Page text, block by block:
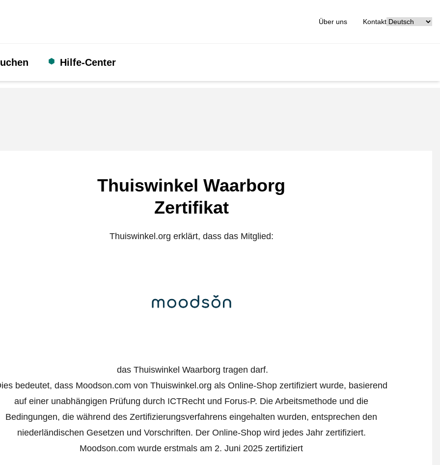
Über uns Kontakt
Hilfe-Center
Thuiswinkel Waarborg
Zertifikat
Thuiswinkel.org erklärt, dass das Mitglied:
das Thuiswinkel Waarborg tragen darf.
bedeutet, dass Moodson.com von Thuiswinkel.org als Online-Shop zertifiziert wurde, basierend
auf einer unabhängigen Prüfung durch ICTRecht und Forus-P. Die Arbeitsmethode und die
Bedingungen, die während des Zertifizierungsverfahrens eingehalten wurden, entsprechen den
niederländischen Gesetzen und Vorschriften. Der Online-Shop wird jedes Jahr zertifiziert.
Moodson.com wurde erstmals am 2. Juni 2025 zertifiziert